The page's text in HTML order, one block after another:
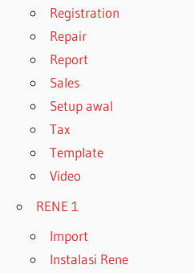
Registration
Repair
Report
Sales
Setup awal
Tax
Template
Video
RENE 1
Import
Instalasi Rene